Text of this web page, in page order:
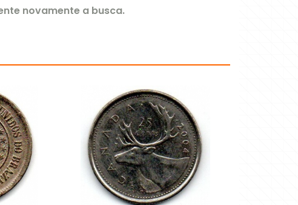
novamente a busca.